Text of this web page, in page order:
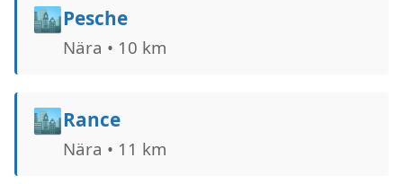
🏙️Pesche
Nära • 10 km
🏙️Rance
Nära • 11 km